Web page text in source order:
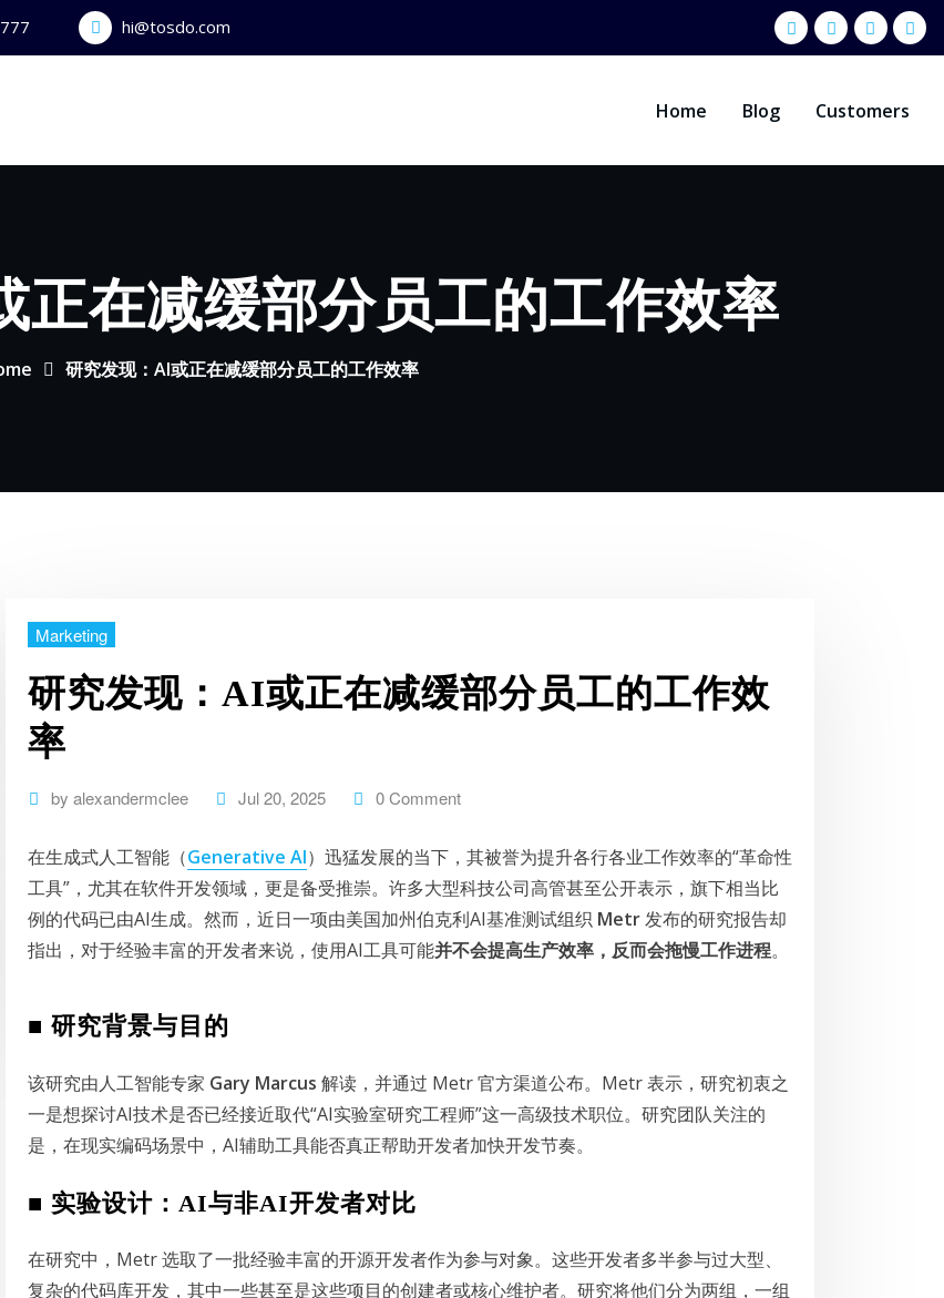
hi@tosdo.com
Home Blog Customers
正在减缓部分员工的工作效率
研究发现：AI或正在减缓部分员工的工作效率
Marketing
研究发现：AI或正在减缓部分员工的工作效
率
by alexandermclee Jul 20, 2025 0 Comment
在生成式人工智能（Generative AI）迅猛发展的当下，其被誉为提升各行各业工作效率的“革命性
工具”，尤其在软件开发领域，更是备受推崇。许多大型科技公司高管甚至公开表示，旗下相当比
例的代码已由AI生成。然而，近日一项由美国加州伯克利AI基准测试组织 Metr发布的研究报告却
指出，对于经验丰富的开发者来说，使用AI工具可能并不会提高生产效率，反而会拖慢工作进程。
■ 研究背景与目的
该研究由人工智能专家 Gary Marcus 解读，并通过 Metr 官方渠道公布。Metr 表示，研究初衷之
一是想探讨AI技术是否已经接近取代“AI实验室研究工程师”这一高级技术职位。研究团队关注的
是，在现实编码场景中，AI辅助工具能否真正帮助开发者加快开发节奏。
■ 实验设计：AI与非AI开发者对比
在研究中，Metr 选取了一批经验丰富的开源开发者作为参与对象。这些开发者多半参与过大型、
复杂的代码库开发，其中一些甚至是这些项目的创建者或核心维护者。研究将他们分为两组，一组